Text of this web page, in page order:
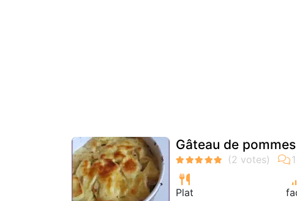
Gâteau de
Plat